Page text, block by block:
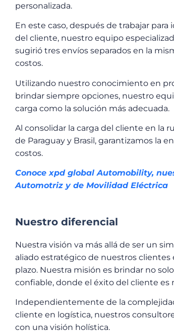
personalizada.
En este caso, después de trabajar
del cliente, nuestro equipo
sugirió tres envíos separados en la
costos.
Utilizando nuestro conocimiento en
brindar siempre opciones, nuestro
carga como la solución más adecuada.
Al consolidar la carga del cliente en la
de Paraguay y Brasil, garantizamos la
costos.
Conoce xpd global Automobility,
Automotriz y de Movilidad Eléctrica
Nuestro diferencial
Nuestra visión va más allá de ser un
aliado estratégico de nuestros clientes
plazo. Nuestra misión es brindar no
confiable, donde el éxito del cliente es
Independientemente de la
cliente en logística, nuestros
con una visión holística.